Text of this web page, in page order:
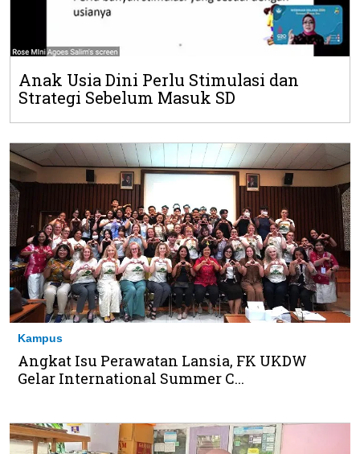
Anak Usia Dini Perlu Stimulasi dan
Strategi Sebelum Masuk SD
Kampus
Angkat Isu Perawatan Lansia, FK UKDW
Gelar International Summer C...